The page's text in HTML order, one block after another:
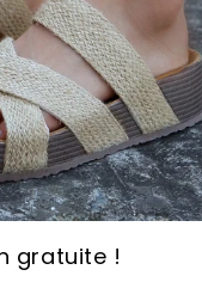
gratuite !